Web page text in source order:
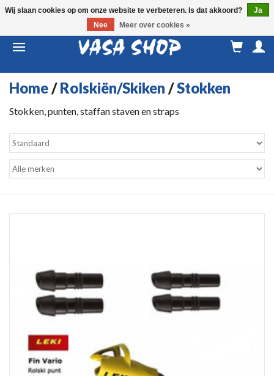
Home/Rolskiën/Skiken /Stokken
Stokken, punten, staffan staven en straps
Wij slaan cookies op om onze website te verbeteren. Is dat akkoord?
Ja
Nee
Meer over cookies »